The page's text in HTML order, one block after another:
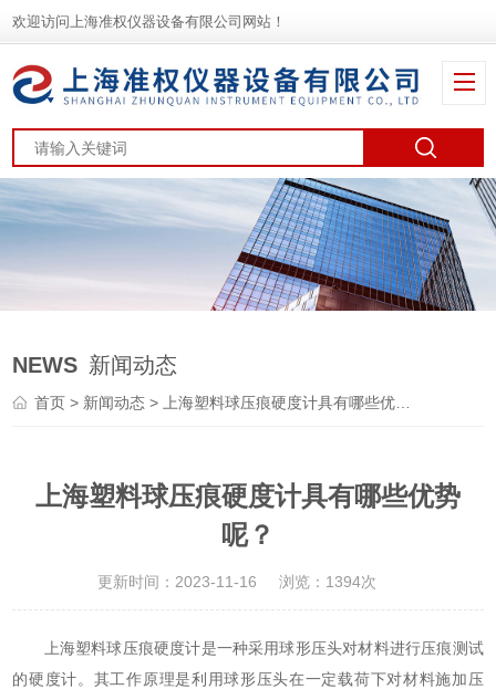
欢迎访问上海准权仪器设备有限公司网站！
NEWS 新闻动态
首页 > 新闻动态 > 上海塑料球压痕硬度计具有哪些优势呢？
上海塑料球压痕硬度计具有哪些优势
呢？
更新时间：2023-11-16 浏览：1394次
上海塑料球压痕硬度计是一种采用球形压头对材料进行压痕测试
的硬度计。其工作原理是利用球形压头在一定载荷下对材料施加压